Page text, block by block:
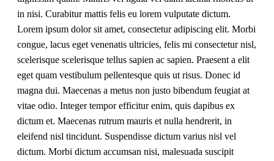
in nisi. Curabitur mattis felis eu lorem vulputate dictum.
Lorem ipsum dolor sit amet, consectetur adipiscing elit. Morbi
congue, lacus eget venenatis ultricies, felis mi consectetur nisl,
scelerisque scelerisque tellus sapien ac sapien. Praesent a elit
eget quam vestibulum pellentesque quis ut risus. Donec id
magna dui. Maecenas a metus non justo bibendum feugiat at
vitae odio. Integer tempor efficitur enim, quis dapibus ex
dictum et. Maecenas rutrum mauris et nulla hendrerit, in
eleifend nisl tincidunt. Suspendisse dictum varius nisl vel
dictum. Morbi dictum accumsan nisi, malesuada suscipit